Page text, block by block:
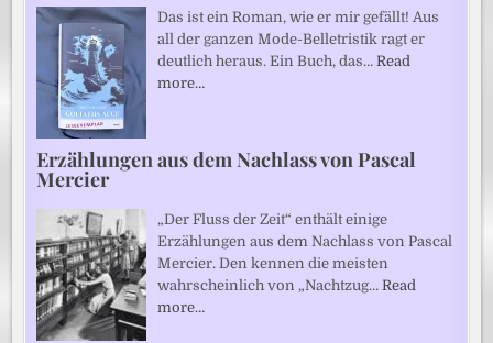
Das ist ein Roman, wie er mir gefällt! Aus
all der ganzen Mode-Belletristik ragt er
deutlich heraus. Ein Buch, das…Read
more…
Erzählungen aus dem Nachlass von Pascal
Mercier
„Der Fluss der Zeit“ enthält einige
Erzählungen aus dem Nachlass von Pascal
Mercier. Den kennen die meisten
wahrscheinlich von „Nachtzug…Read
more…